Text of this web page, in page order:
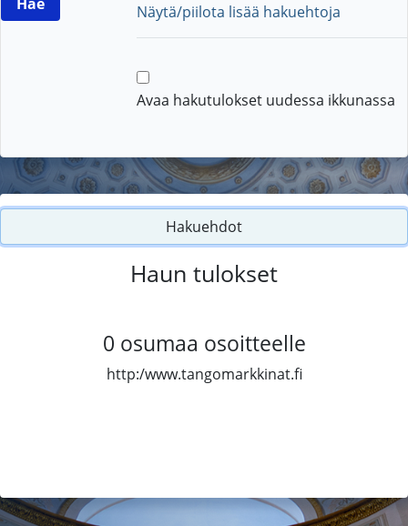
Näytä/piilota lisää hakuehtoja
Avaa hakutulokset uudessa ikkunassa
Hakuehdot
Haun tulokset
0 osumaa osoitteelle
http:/www.tangomarkkinat.fi